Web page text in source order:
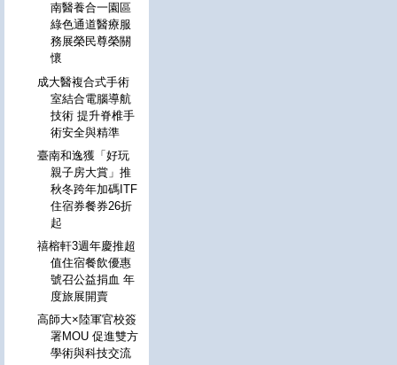
南醫養合一園區
綠色通道醫療服
務展榮民尊榮關
懷
成大醫複合式手術
室結合電腦導航
技術 提升脊椎手
術安全與精準
臺南和逸獲「好玩
親子房大賞」推
秋冬跨年加碼ITF
住宿券餐券26折
起
禧榕軒3週年慶推超
值住宿餐飲優惠
號召公益捐血 年
度旅展開賣
高師大×陸軍官校簽
署MOU 促進雙方
學術與科技交流